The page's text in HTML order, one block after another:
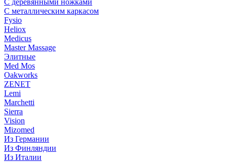
С деревянными ножками
С металлическим каркасом
Fysio
Heliox
Medicus
Master Massage
Элитные
Med Mos
Oakworks
ZENET
Lemi
Marchetti
Sierra
Vision
Mizomed
Из Германии
Из Финляндии
Из Италии